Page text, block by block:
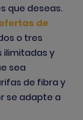
que deseas.
de
o tres
ilimitadas y
sea
de fibra y
se adapte a